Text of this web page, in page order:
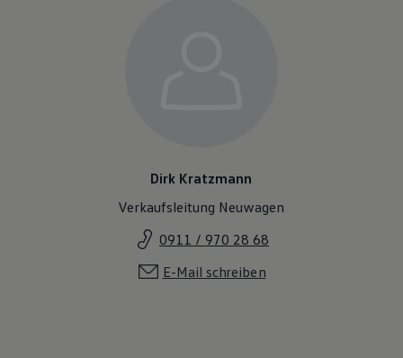
Dirk Kratzmann
Verkaufsleitung Neuwagen
0911 / 970 28 68
E-Mail schreiben